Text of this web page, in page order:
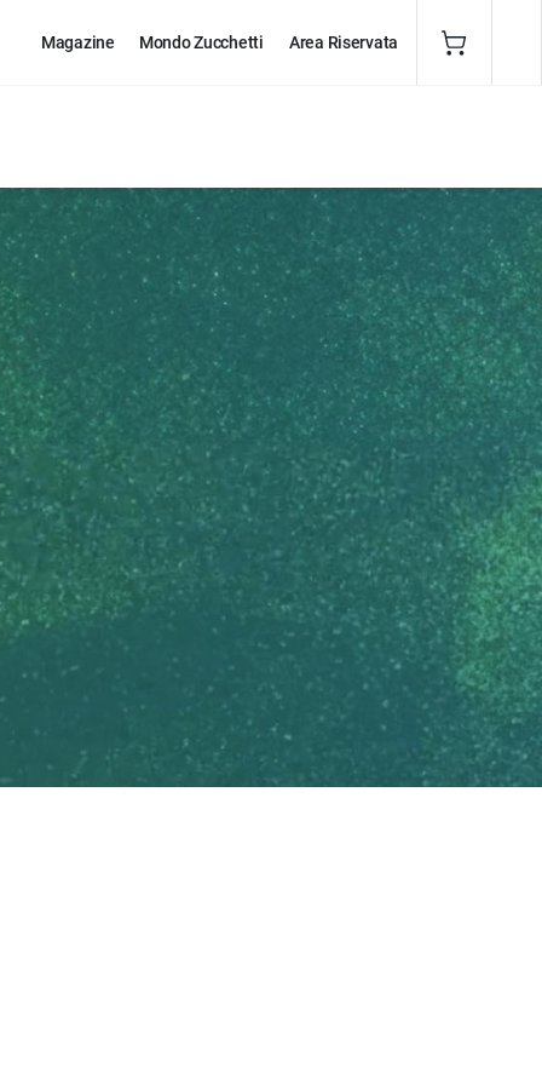
Magazine Mondo Zucchetti Area Riservata